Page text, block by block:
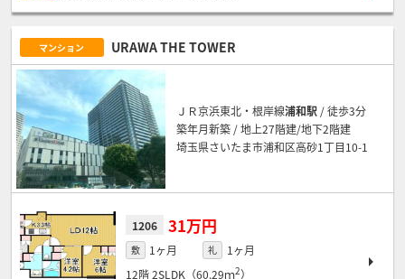
マンション URAWA THE TOWER
ＪＲ京浜東北・根岸線浦和駅 / 徒歩3分
築年月新築 / 地上27階建/地下2階建
埼玉県さいたま市浦和区高砂1丁目10-1
1206 31万円
敷 1ヶ月 礼
1ヶ月
12階2SLDK（60.29ｍ2）